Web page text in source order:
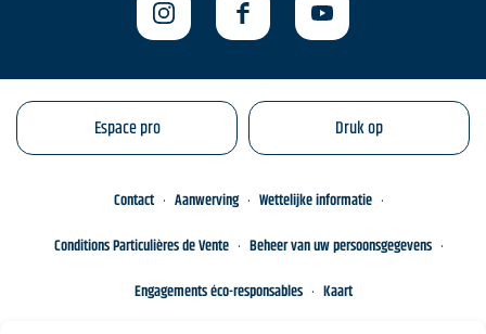
Espace pro Druk op
Contact Aanwerving
Wettelijke informatie
Conditions Particulières de Vente
Beheer van uw persoonsgegevens
Engagements éco-responsables
Kaart